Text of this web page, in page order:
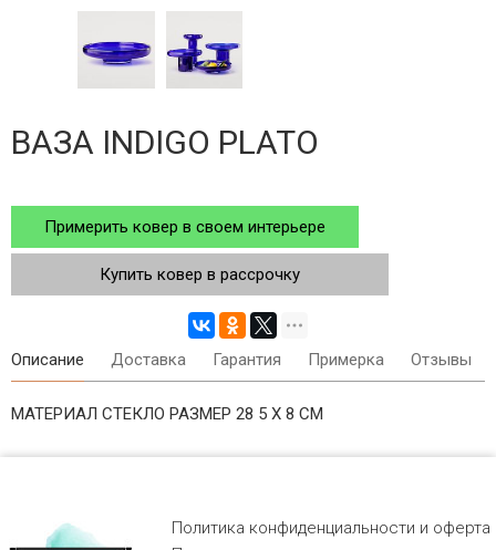
ВАЗА INDIGO PLATO
Примерить ковер в своем интерьере
Купить ковер в рассрочку
Описание Доставка Гарантия Примерка Отзывы
МАТЕРИАЛ СТЕКЛО РАЗМЕР 28 5 Х 8 СМ
Политика конфиденциальности и оферта